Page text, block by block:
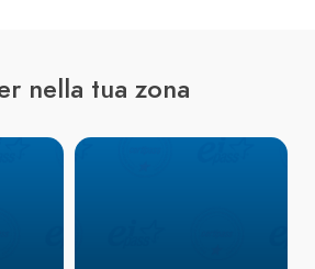
nella tua zona